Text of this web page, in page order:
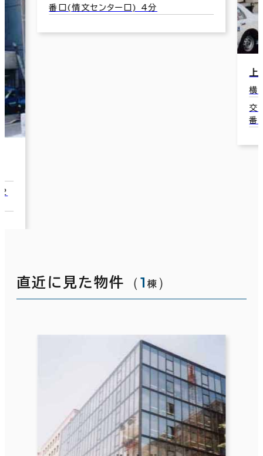
横
横
分
直近に見た物件 （1 棟 ）